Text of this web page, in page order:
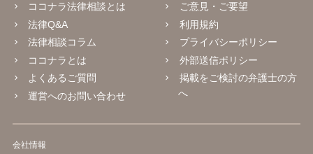
ココナラ法律相談とは
法律Q&A
法律相談コラム
ココナラとは
よくあるご質問
運営へのお問い合わせ
ご意見・ご要望
利用規約
プライバシーポリシー
外部送信ポリシー
掲載をご検討の弁護士の方
へ
会社情報